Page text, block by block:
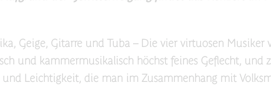
Geige, Gitarre und Tuba – Die vier virtuosen Musiker
und kammermusikalisch höchst feines Geflecht, und
und Leichtigkeit, die man im Zusammenhang mit